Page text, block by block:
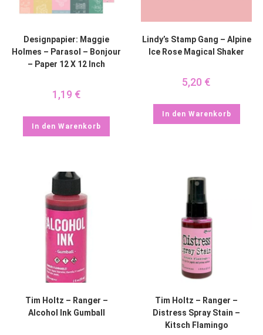
Designpapier: Maggie
Holmes – Parasol – Bonjour
– Paper 12 X 12 Inch
1,19 €
In den Warenkorb
Lindy’s Stamp Gang – Alpine
Ice Rose Magical Shaker
5,20 €
In den Warenkorb
Tim Holtz – Ranger –
Alcohol Ink Gumball
Tim Holtz – Ranger –
Distress Spray Stain –
Kitsch Flamingo